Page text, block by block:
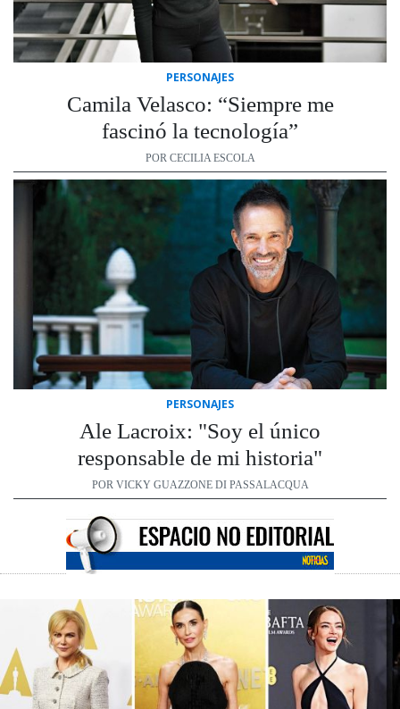
PERSONAJES
Camila Velasco: “Siempre me
fascinó la tecnología”
POR CECILIA ESCOLA
PERSONAJES
Ale Lacroix: "Soy el único
responsable de mi historia"
POR VICKY GUAZZONE DI PASSALACQUA